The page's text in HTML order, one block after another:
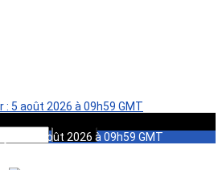
: 5 août 2026 à 09h59 GMT
: 5 août 2026 à 09h59 GMT